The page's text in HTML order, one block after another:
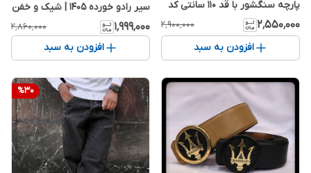
پارچه سنگشور با قد ۱۱۰ سانتی کد
f75
۲٬۵۵۰٬۰۰۰ ۲٬۹۰۰٬۰۰۰
افزودن به سبد
سیر رادو خورده 1405 | شیک و خفن
کد 1841
۱٬۹۹۹٬۰۰۰ ۲٬۸۶۰٬۰۰۰
افزودن به سبد
%30